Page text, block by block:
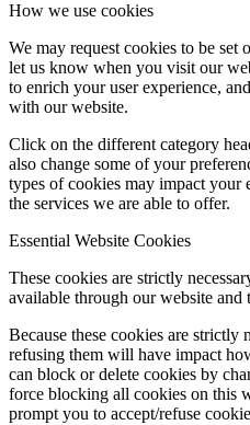
How we use cookies
We may request cookies to be set
let us know when you visit our
to enrich your user experience,
with our website.
Click on the different category
also change some of your
types of cookies may impact your
the services we are able to offer.
Essential Website Cookies
These cookies are strictly
available through our website and
Because these cookies are strictly
refusing them will have impact
can block or delete cookies by
force blocking all cookies on this
prompt you to accept/refuse